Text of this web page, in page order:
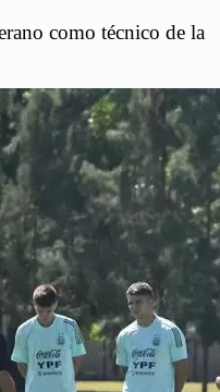
como técnico de la